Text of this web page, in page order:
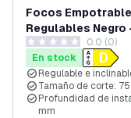
Focos
Regulables Negro
- 6500K - ø85mm -
0 estrellas de 0.0 (0)
En stock
Regulable e
Tamaño de corte:
Profundidad de
mm